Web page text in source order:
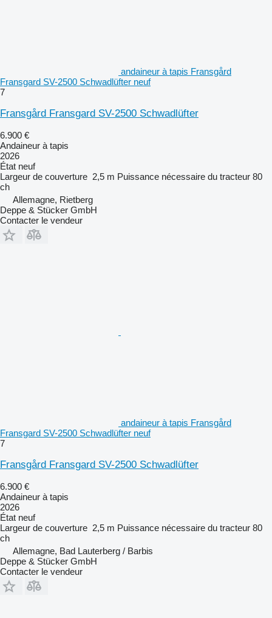
andaineur à tapis Fransgård
Fransgard SV-2500 Schwadlüfter neuf
7
Fransgård Fransgard SV-2500 Schwadlüfter
6.900 €
Andaineur à tapis
2026
État neuf
Largeur de couverture 2,5 m Puissance nécessaire du tracteur 80
ch
Allemagne, Rietberg
Deppe & Stücker GmbH
Contacter le vendeur
andaineur à tapis Fransgård
Fransgard SV-2500 Schwadlüfter neuf
7
Fransgård Fransgard SV-2500 Schwadlüfter
6.900 €
Andaineur à tapis
2026
État neuf
Largeur de couverture 2,5 m Puissance nécessaire du tracteur 80
ch
Allemagne, Bad Lauterberg / Barbis
Deppe & Stücker GmbH
Contacter le vendeur